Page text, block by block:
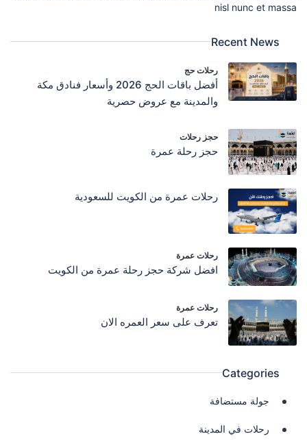
nisl nunc et massa
Recent News
رحلات حج
أفضل باقات الحج 2026 وأسعار فنادق مكة
والمدينة مع عروض حصرية
حجز رحلات
حجز رحلة عمرة
رحلات عمرة من الكويت للسعودية
رحلات عمرة
افضل شركة حجز رحلة عمرة من الكويت
رحلات عمرة
تعرف على سعر العمره الان
Categories
جولة مستضافة
رحلات في المدينة